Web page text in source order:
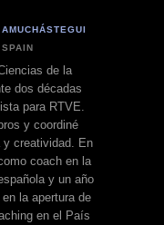
de la
dos décadas
para RTVE.
y coordiné
y creatividad. En
coach en la
y un año
la apertura de
en el País